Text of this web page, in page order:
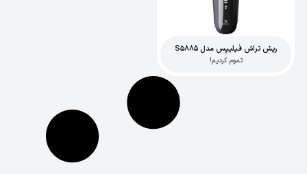
ریش تراش فیلیپس مدل S5885
تموم کردیم!